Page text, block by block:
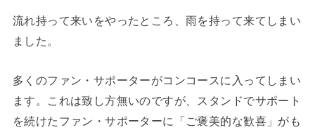
流れ持って来いをやったところ、雨を持って来てしまい
ました。
多くのファン・サポーターがコンコースに入ってしまい
ます。これは致し方無いのですが、スタンドでサポート
を続けたファン・サポーターに「ご褒美的な歓喜」がも